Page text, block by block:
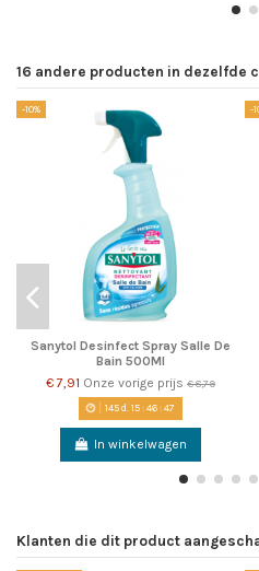
16 andere producten in dezelfde
-10%
Sanytol Desinfect Spray Salle De
Bain 500Ml
€ 7,91 Onze vorige prijs € 8,79
145d.15:46:47
In winkelwagen
-
Klanten die dit product